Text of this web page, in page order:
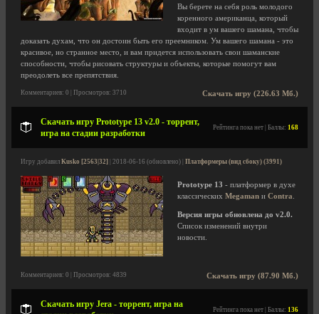
Вы берете на себя роль молодого
коренного американца, который
входит в ум вашего шамана, чтобы
доказать духам, что он достоин быть его преемником. Ум вашего шамана - это
красивое, но странное место, и вам придется использовать свои шаманские
способности, чтобы рисовать структуры и объекты, которые помогут вам
преодолеть все препятствия.
Скачать игру (226.63 Мб.)
Комментариев: 0 | Просмотров: 3710
Скачать игру Prototype 13 v2.0 - торрент,
игра на стадии разработки
Рейтинга пока нет | Баллы: 168
Игру добавил Kusko [2563|32] | 2018-06-16 (обновлено) | Платформеры (вид сбоку) (3991)
Prototype 13 - платформер в духе
классических Megaman и Contra
Версия игры обновлена до v2.0.
Список изменений внутри
новости.
Скачать игру (87.90 Мб.)
Комментариев: 0 | Просмотров: 4839
Скачать игру Jera - торрент, игра на
Рейтинга пока нет | Баллы: 136